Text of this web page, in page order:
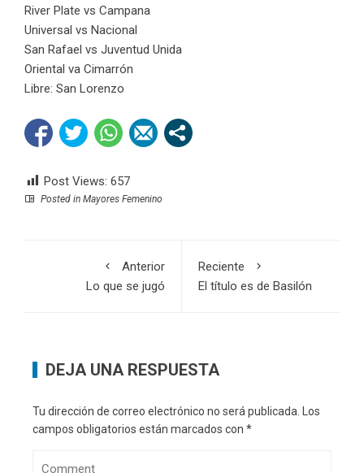
River Plate vs Campana
Universal vs Nacional
San Rafael vs Juventud Unida
Oriental va Cimarrón
Libre: San Lorenzo
Post Views: 657
Posted in Mayores Femenino
Anterior
Lo que se jugó
Reciente
El título es de Basilón
DEJA UNA RESPUESTA
Tu dirección de correo electrónico no será publicada. Los
campos obligatorios están marcados con *